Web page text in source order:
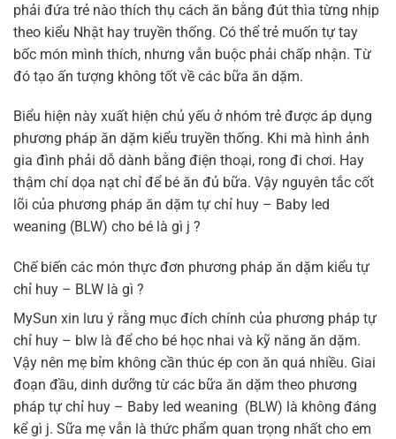
phải đứa trẻ nào thích thụ cách ăn bằng đút thìa từng nhịp
theo kiểu Nhật hay truyền thống. Có thể trẻ muốn tự tay
bốc món mình thích, nhưng vẫn buộc phải chấp nhận. Từ
đó tạo ấn tượng không tốt về các bữa ăn dặm.
Biểu hiện này xuất hiện chủ yếu ở nhóm trẻ được áp dụng
phương pháp ăn dặm kiểu truyền thống. Khi mà hình ảnh
gia đình phải dỗ dành bằng điện thoại, rong đi chơi. Hay
thậm chí dọa nạt chỉ để bé ăn đủ bữa. Vậy nguyên tắc cốt
lõi của phương pháp ăn dặm tự chỉ huy – Baby led
weaning (BLW) cho bé là gì j ?
Chế biến các món thực đơn phương pháp ăn dặm kiểu tự
chỉ huy – BLW là gì ?
MySun xin lưu ý rằng mục đích chính của phương pháp tự
chỉ huy – blw là để cho bé học nhai và kỹ năng ăn dặm.
Vậy nên mẹ bỉm không cần thúc ép con ăn quá nhiều. Giai
đoạn đầu, dinh dưỡng từ các bữa ăn dặm theo phương
pháp tự chỉ huy – Baby led weaning (BLW) là không đáng
kể gì j. Sữa mẹ vẫn là thức phẩm quan trọng nhất cho em